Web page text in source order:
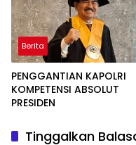
Berita
PENGGANTIAN KAPOLRI
KOMPETENSI ABSOLUT
PRESIDEN
Tinggalkan